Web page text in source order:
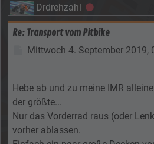
Drdrehzahl Offline
Re: Transport vom Pitbike
Beitrag
Mittwoch 4. September 2019,
Hebe ab und zu meine IMR
der größte...
Nur das Vorderrad raus (oder
vorher ablassen.